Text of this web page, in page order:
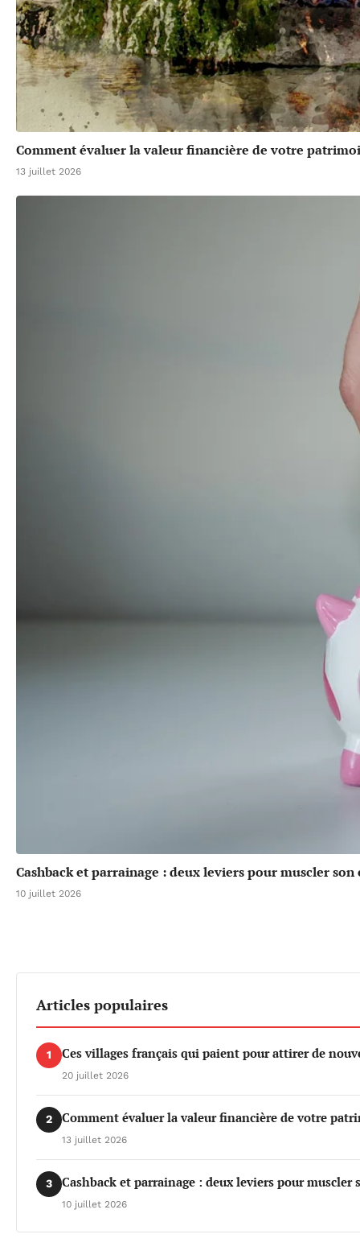
Comment évaluer la valeur financière de votre
13 juillet 2026
Cashback et parrainage : deux leviers pour muscler son
10 juillet 2026
Articles populaires
1 Ces villages français qui paient pour attirer de
20 juillet 2026
2 Comment évaluer la valeur financière de votre
13 juillet 2026
3 Cashback et parrainage : deux leviers pour muscler
10 juillet 2026